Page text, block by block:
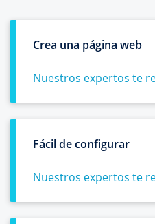
Crea una página web
Nuestros expertos te
Fácil de configurar
Nuestros expertos te